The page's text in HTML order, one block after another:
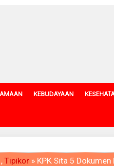
KEBUDAYAAN
, Tipikor » KPK Sita 5 Dokumen